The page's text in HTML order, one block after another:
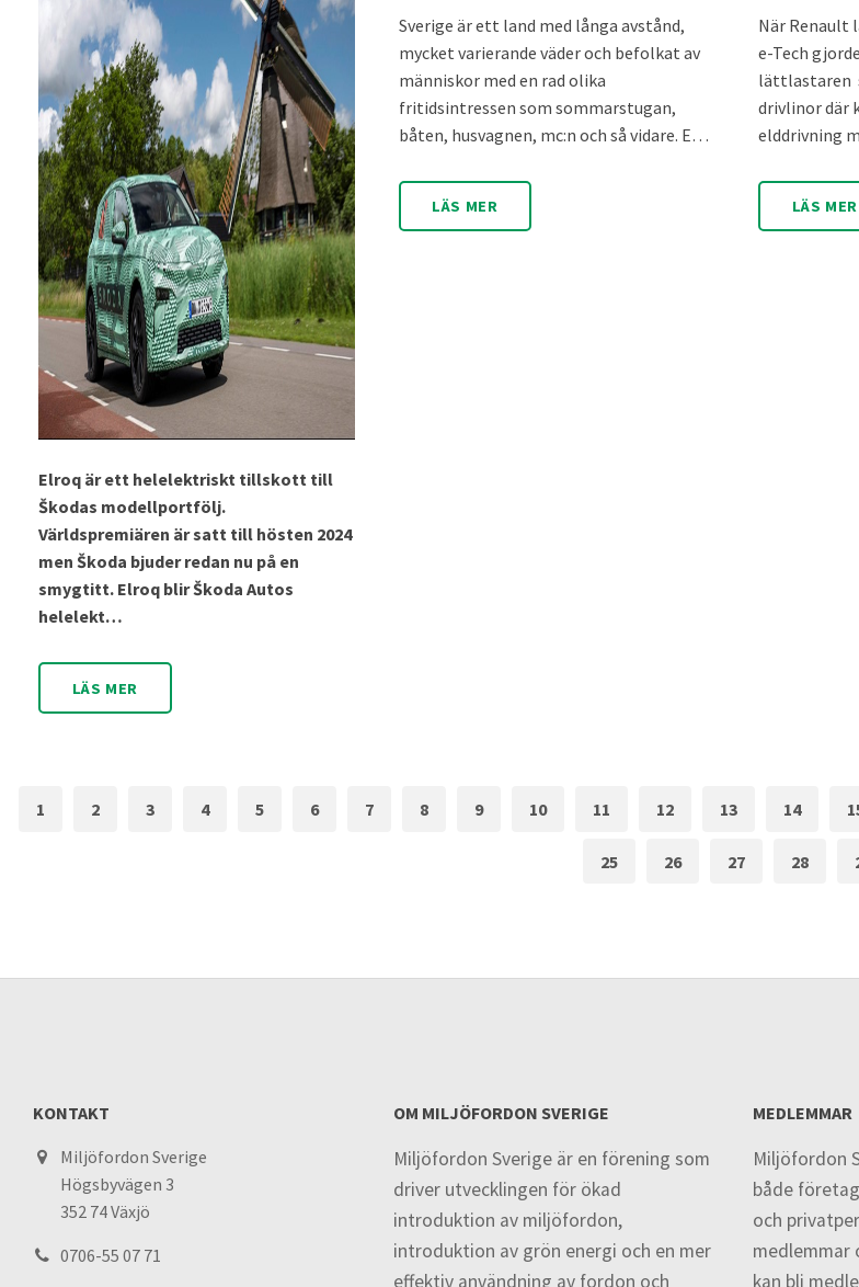
Elroq är ett helelektriskt tillskott till
Škodas modellportfölj.
Världspremiären är satt till hösten 2024
men Škoda bjuder redan nu på en
smygtitt. Elroq blir Škoda Autos
helelekt…
LÄS MER
Sverige är ett land med långa avstånd,
mycket varierande väder och befolkat av
människor med en rad olika
fritidsintressen som sommarstugan,
båten, husvagnen, mc:n och så vidare. E…
LÄS MER
När Renault
e-Tech
lättlastaren
drivlinor där
elddrivning
LÄS MER
1 2 3 4 5 6 7 8 9 10 11 12 13 14
25 26 27 28
KONTAKT
Miljöfordon Sverige
Högsbyvägen 3
352 74 Växjö
0706-55 07 71
OM MILJÖFORDON SVERIGE
Miljöfordon Sverige är en förening som
driver utvecklingen för ökad
introduktion av miljöfordon,
introduktion av grön energi och en mer
effektiv användning av fordon och
MEDLEMMAR
Miljöfordon
både
och
medlemmar
kan bli